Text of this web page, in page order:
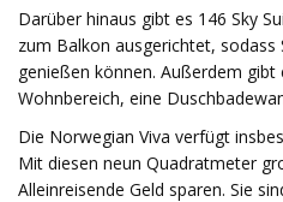
Darüber hinaus gibt es 146 Sky
zum Balkon ausgerichtet,
genießen können. Außerdem gibt
Wohnbereich, eine
Die Norwegian Viva verfügt
Mit diesen neun Quadratmeter
Alleinreisende Geld sparen. Sie